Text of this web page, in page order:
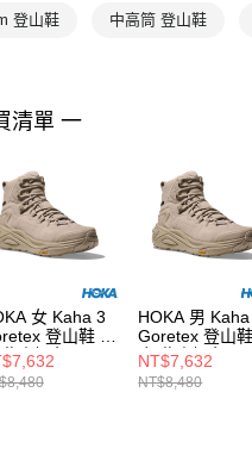
登山鞋 中高筒 登山鞋
清單 一
女 Kaha 3
登山鞋 亞
麥奶色
HOKA 男
Goretex 登山
麻/燕麥奶色
NT$7,632
NT$8,480